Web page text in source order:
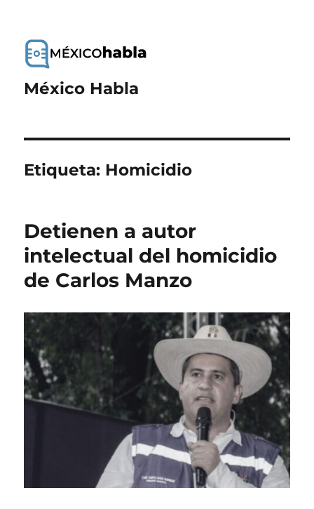
México Habla
Etiqueta: Homicidio
Detienen a autor
intelectual del homicidio
de Carlos Manzo